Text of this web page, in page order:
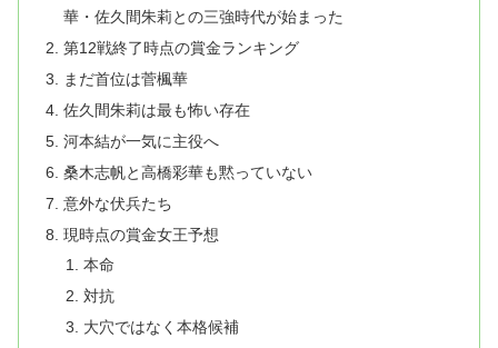
華・佐久間朱莉との三強時代が始まった
第12戦終了時点の賞金ランキング
まだ首位は菅楓華
佐久間朱莉は最も怖い存在
河本結が一気に主役へ
桑木志帆と高橋彩華も黙っていない
意外な伏兵たち
現時点の賞金女王予想
本命
対抗
大穴ではなく本格候補